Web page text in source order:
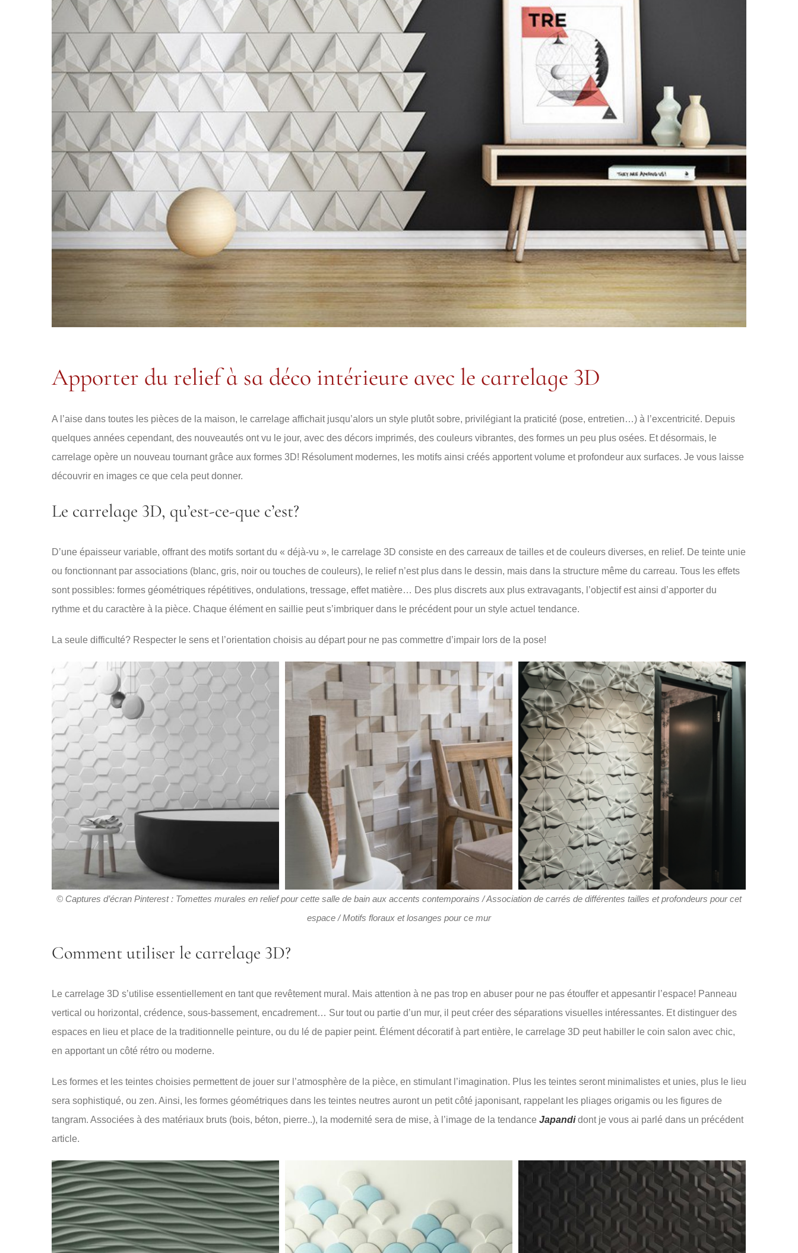
Apporter du relief à sa déco intérieure avec le carrelage 3D
A l’aise dans toutes les pièces de la maison, le carrelage affichait jusqu’alors un style plutôt sobre, privilégiant la praticité (pose, entretien…) à l’excentricité. Depuis
quelques années cependant, des nouveautés ont vu le jour, avec des décors imprimés, des couleurs vibrantes, des formes un peu plus osées. Et désormais, le
carrelage opère un nouveau tournant grâce aux formes 3D! Résolument modernes, les motifs ainsi créés apportent volume et profondeur aux surfaces. Je vous laisse
découvrir en images ce que cela peut donner.
Le carrelage 3D, qu’est-ce-que c’est?
D’une épaisseur variable, offrant des motifs sortant du « déjà-vu », le carrelage 3D consiste en des carreaux de tailles et de couleurs diverses, en relief. De teinte unie
ou fonctionnant par associations (blanc, gris, noir ou touches de couleurs), le relief n’est plus dans le dessin, mais dans la structure même du carreau. Tous les effets
sont possibles: formes géométriques répétitives, ondulations, tressage, effet matière… Des plus discrets aux plus extravagants, l’objectif est ainsi d’apporter du
rythme et du caractère à la pièce. Chaque élément en saillie peut s’imbriquer dans le précédent pour un style actuel tendance.
La seule difficulté? Respecter le sens et l’orientation choisis au départ pour ne pas commettre d’impair lors de la pose!
© Captures d’écran Pinterest : Tomettes murales en relief pour cette salle de bain aux accents contemporains / Association de carrés de différentes tailles et profondeurs pour cet
espace / Motifs floraux et losanges pour ce mur
Comment utiliser le carrelage 3D?
Le carrelage 3D s’utilise essentiellement en tant que revêtement mural. Mais attention à ne pas trop en abuser pour ne pas étouffer et appesantir l’espace! Panneau
vertical ou horizontal, crédence, sous-bassement, encadrement… Sur tout ou partie d’un mur, il peut créer des séparations visuelles intéressantes. Et distinguer des
espaces en lieu et place de la traditionnelle peinture, ou du lé de papier peint. Élément décoratif à part entière, le carrelage 3D peut habiller le coin salon avec chic,
en apportant un côté rétro ou moderne.
Les formes et les teintes choisies permettent de jouer sur l’atmosphère de la pièce, en stimulant l’imagination. Plus les teintes seront minimalistes et unies, plus le lieu
sera sophistiqué, ou zen. Ainsi, les formes géométriques dans les teintes neutres auront un petit côté japonisant, rappelant les pliages origamis ou les figures de
tangram. Associées à des matériaux bruts (bois, béton, pierre..), la modernité sera de mise, à l’image de la tendance Japandidont je vous ai parlé dans un précédent
article.